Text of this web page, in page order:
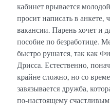
кабинет врывается
просит написать в анкете,
вакансии. Парень хочет и
пособие по безработице.
быстро рушатся, так как
Дрисса. Естественно,
крайне сложно, но со
завязывается дружба,
по-настоящему